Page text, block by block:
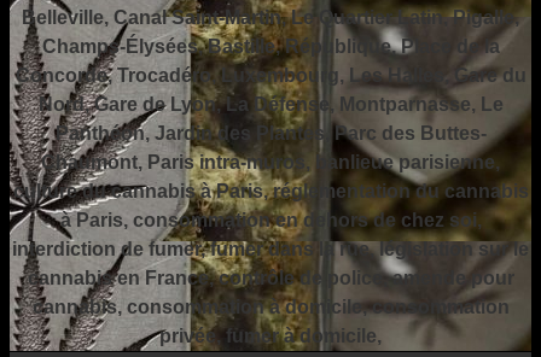
Belleville, Canal Saint-Martin, Le Quartier Latin, Pigalle,
Champs-Élysées, Bastille, République, Place de la
Concorde, Trocadéro, Luxembourg, Les Halles, Gare du
Nord, Gare de Lyon, La Défense, Montparnasse, Le
Panthéon, Jardin des Plantes, Parc des Buttes-
Chaumont, Paris intra-muros, banlieue parisienne,
culture du cannabis à Paris, réglementation du cannabis
à Paris, consommation en dehors de chez soi,
interdiction de fumer, fumer dans la rue, législation sur le
cannabis en France, contrôle de police, amende pour
cannabis, consommation à domicile, consommation
privée, fumer à domicile,